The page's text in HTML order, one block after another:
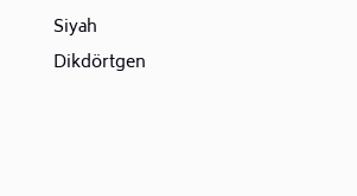
Siyah
Dikdörtgen